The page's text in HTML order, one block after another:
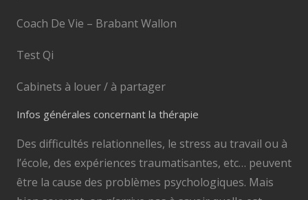
Coach De Vie – Brabant Wallon
Test Qi
Cabinets à louer / à partager
Infos générales concernant la thérapie
Des difficultés relationnelles, le stress au travail ou à
l’école, des expériences traumatisantes, etc… peuvent
être la cause des problèmes psychologiques. Mais